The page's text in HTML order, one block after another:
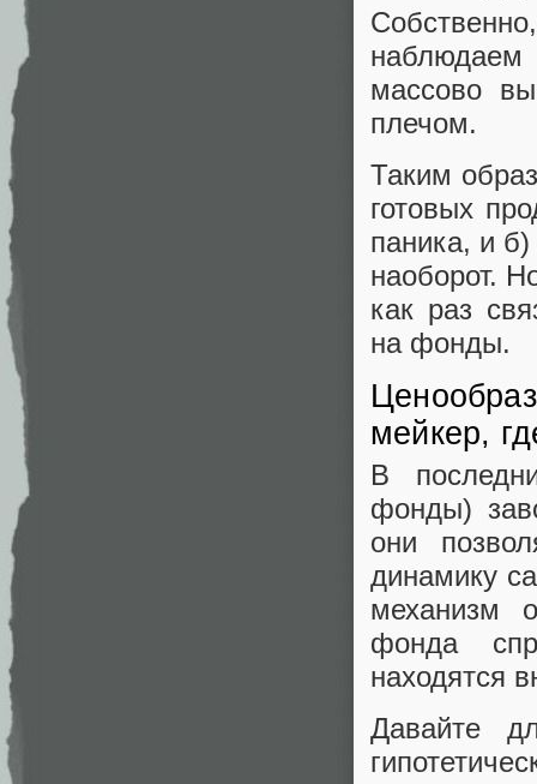
массово
плечом.
Таким
готовых
паника, и
наоборот.
как раз
на фонды.
мейкер,
В
фонды)
они
динамику
механизм
фонда
находятся
Давайте